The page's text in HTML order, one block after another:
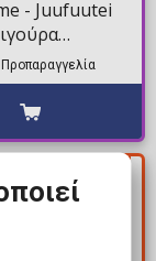
- Juufuutei
(20cm)
21,00€